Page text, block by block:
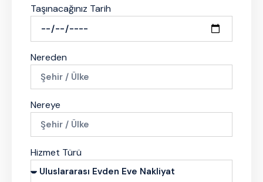
Taşınacağınız Tarih
Nereden
Nereye
Hizmet Türü